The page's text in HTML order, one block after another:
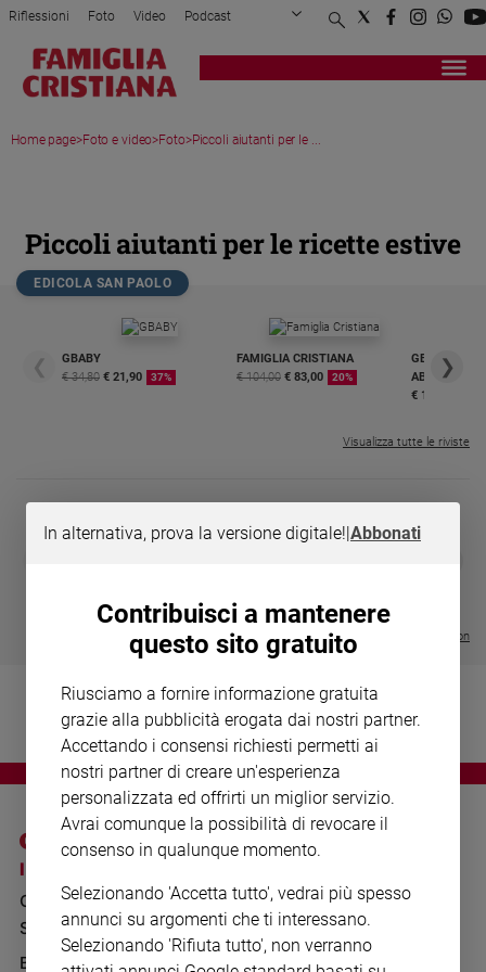
Attualità
Cronaca
Legalità
e
giustizia
Interviste
Chiesa
del
giorno
Società
e
Riflessioni Foto Video Podcast
Privacy Policy Chi siamo
Registrati Redazione
Home page>Foto e video>Foto>Piccoli aiutanti per le ...
Piccoli aiutanti per le ricette estive
EDICOLA SAN PAOLO
❮
GBABY
€ 34,80 € 21,90 37%
FAMIGLIA CRISTIANA
€ 104,00 € 83,00 20%
GBABY
€ 16,99
❯
Visualizza tutte le riviste
€ 64,50
Visualizza tutte le collection
I SITI SAN PAOLO
GRUPPO EDITORIALE
SAN PAOLO
BENESSERE
PRIVACY POLICY
INFORMATIVA
WHISTLEBLOWING
In alternativa, prova la versione digitale!|Abbonati
Contribuisci a mantenere
questo sito gratuito
Riusciamo a fornire informazione gratuita
grazie alla pubblicità erogata dai nostri partner.
Accettando i consensi richiesti permetti ai
nostri partner di creare un'esperienza
personalizzata ed offrirti un miglior servizio.
Avrai comunque la possibilità di revocare il
consenso in qualunque momento.
Selezionando 'Accetta tutto', vedrai più spesso
annunci su argomenti che ti interessano.
Selezionando 'Rifiuta tutto', non verranno